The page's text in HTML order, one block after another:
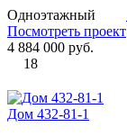
Одноэтажный
Посмотреть проект
4 884 000 руб.
18
Дом 432-81-1